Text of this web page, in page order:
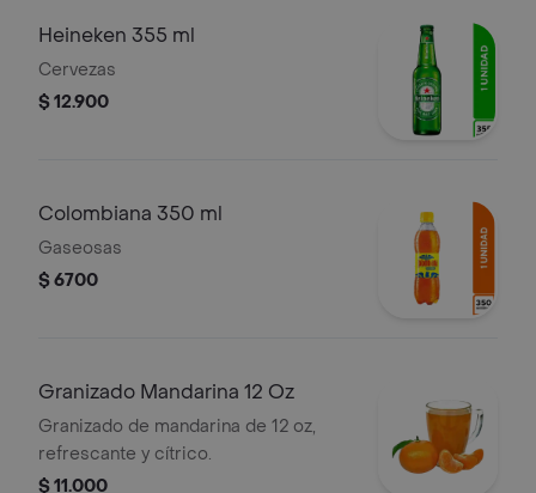
Heineken 355 ml
Cervezas
$ 12.900
Colombiana 350 ml
Gaseosas
$ 6700
Granizado Mandarina 12 Oz
Granizado de mandarina de 12 oz,
refrescante y cítrico.
$ 11.000